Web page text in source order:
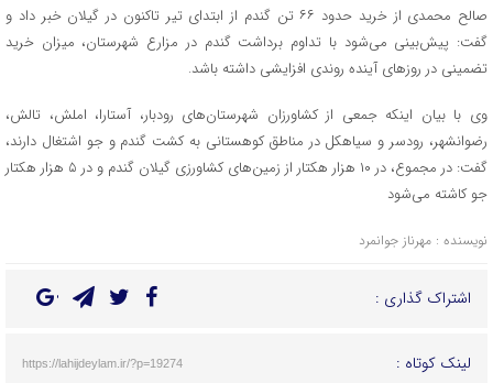
صالح محمدی از خرید حدود ۶۶ تن گندم از ابتدای تیر تاکنون در گیلان خبر داد و
گفت: پیش‌بینی می‌شود با تداوم برداشت گندم در مزارع شهرستان، میزان خرید
تضمینی در روز‌های آینده روندی افزایشی داشته باشد.
وی با بیان اینکه جمعی از کشاورزان شهرستان‌های رودبار، آستارا، املش، تالش،
رضوانشهر، رودسر و سیاهکل در مناطق کوهستانی به کشت گندم و جو اشتغال دارند،
گفت: در مجموع، در ۱۰ هزار هکتار از زمین‌های کشاورزی گیلان گندم و در ۵ هزار هکتار
جو کاشته می‌شود
نویسنده : مهرناز جوانمرد
اشتراک گذاری :
لینک کوتاه : https://lahijdeylam.ir/?p=19274